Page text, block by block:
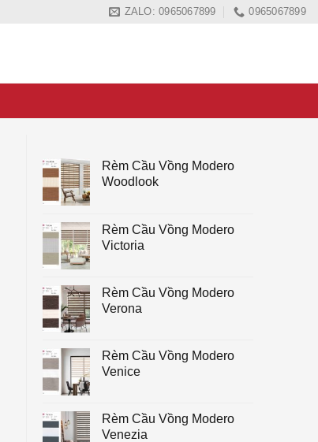
ZALO: 0965067899 0965067899
Rèm Cầu Vồng Modero
Woodlook
Rèm Cầu Vồng Modero
Victoria
Rèm Cầu Vồng Modero
Verona
Rèm Cầu Vồng Modero
Venice
Rèm Cầu Vồng Modero
Venezia